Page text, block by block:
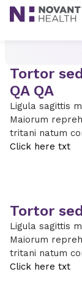
Tortor
QA QA
Ligula sagittis
Maiorum
tritani natum
Click here txt
Tortor
Ligula sagittis
Maiorum
tritani natum
Click here txt